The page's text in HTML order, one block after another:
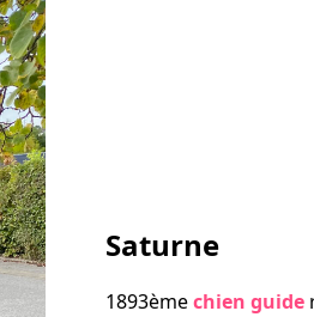
Saturne
1893èmechien guide